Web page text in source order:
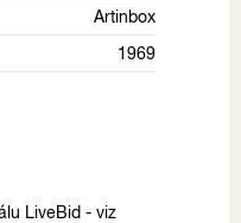
Artinbox
1969
LiveBid - viz